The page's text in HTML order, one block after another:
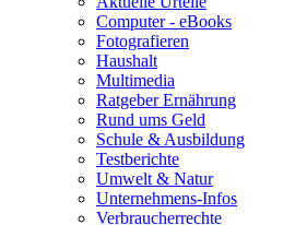
Computer - eBooks
Fotografieren
Haushalt
Multimedia
Ratgeber Ernährung
Rund ums Geld
Schule & Ausbildung
Testberichte
Umwelt & Natur
Unternehmens-Infos
Verbraucherrechte